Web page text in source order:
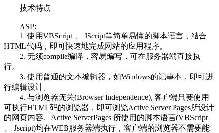
技术特点
ASP:
1. 使用VBScript 、 JScript等简单易懂的脚本语言，结合
HTML代码，即可快速地完成网站的应用程序。
2. 无须compile编译，容易编写，可在服务器端直接执
行。
3. 使用普通的文本编辑器，如Windows的记事本，即可进
行编辑设计。
4. 与浏览器无关(Browser Independence), 客户端只要使用
可执行HTML码的浏览器，即可浏览Active Server Pages所设计
的网页内容。Active ServerPages 所使用的脚本语言(VBScript
、 Jscript)均在WEB服务器端执行，客户端的浏览器不需要能